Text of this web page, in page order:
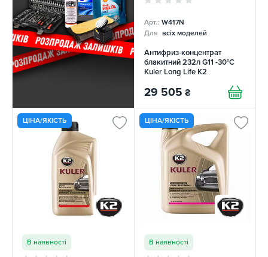
Арт.: W417N
Для всіх моделей
Антифриз-концентрат
блакитний 232л G11 -30°C
Kuler Long Life K2
29 505 ₴
ЦІНА/ЯКІСТЬ
В наявності
ЦІНА/ЯКІСТЬ
В наявності